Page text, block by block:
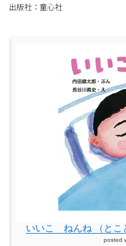
出版社：童心社
いいこ ねんね （とこ
posted